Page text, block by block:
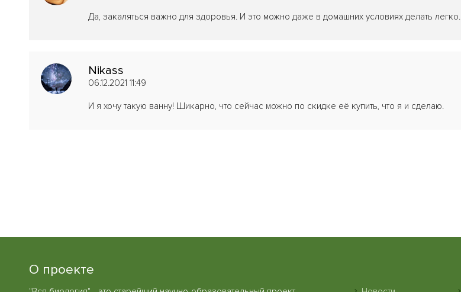
Да, закаляться важно для здоровья. И это можно даже в домашних условиях делать легко.
Nikass
06.12.2021 11:49
И я хочу такую ванну! Шикарно, что сейчас можно по скидке её купить, что я и сделаю.
О проекте